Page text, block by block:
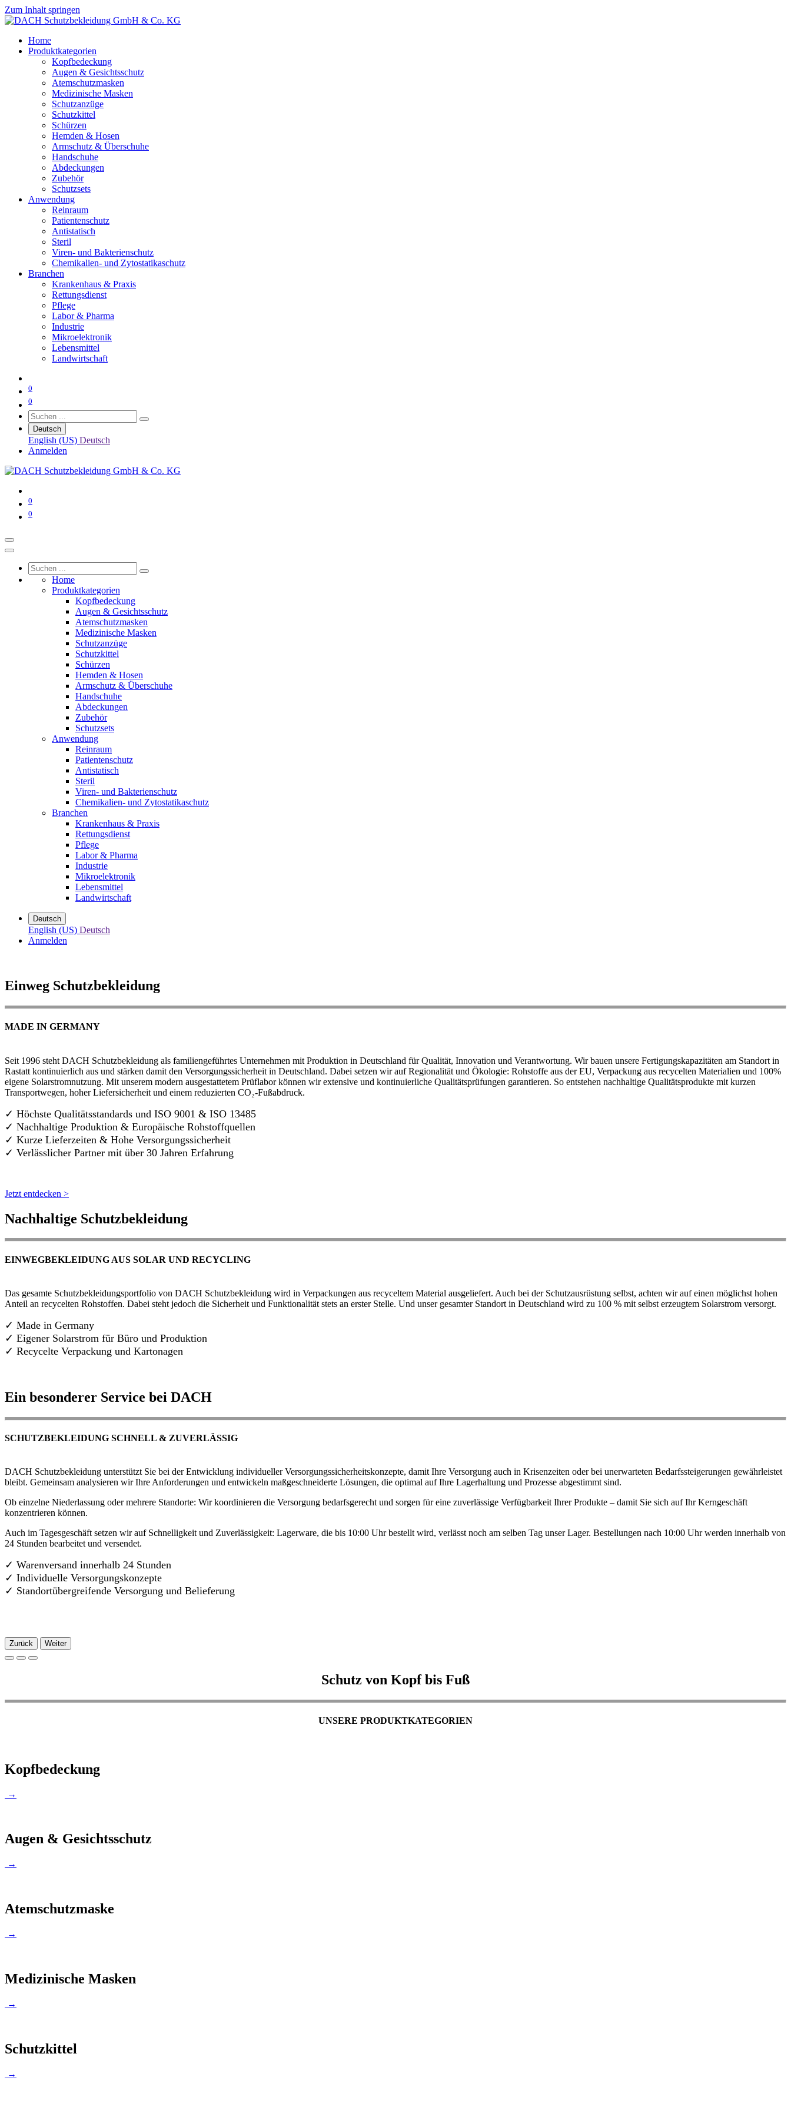
Zum Inhalt springen
Home
Produktkategorien
Kopfbedeckung
Augen & Gesichtsschutz
Atemschutzmasken
Medizinische Masken
Schutzanzüge
Schutzkittel
Schürzen
Hemden & Hosen
Armschutz & Überschuhe
Handschuhe
Abdeckungen
Zubehör
Schutzsets
Anwendung
Reinraum
Patientenschutz
Antistatisch
Steril
Viren- und Bakterienschutz
Chemikalien- und Zytostatikaschutz
Branchen
Krankenhaus & Praxis
Rettungsdienst
Pflege
Labor & Pharma
Industrie
Mikroelektronik
Lebensmittel
Landwirtschaft
0
0
Deutsch
English (US) Deutsch
Anmelden
0
0
Home
Produktkategorien
Kopfbedeckung
Augen & Gesichtsschutz
Atemschutzmasken
Medizinische Masken
Schutzanzüge
Schutzkittel
Schürzen
Hemden & Hosen
Armschutz & Überschuhe
Handschuhe
Abdeckungen
Zubehör
Schutzsets
Anwendung
Reinraum
Patientenschutz
Antistatisch
Steril
Viren- und Bakterienschutz
Chemikalien- und Zytostatikaschutz
Branchen
Krankenhaus & Praxis
Rettungsdienst
Pflege
Labor & Pharma
Industrie
Mikroelektronik
Lebensmittel
Landwirtschaft
Deutsch
English (US) Deutsch
Anmelden
Einweg Schutzbekleidung
MADE IN GERMANY
Seit 1996 steht DACH Schutzbekleidung als familiengeführtes Unternehmen mit Produktion in Deutschland für Qualität, Innovation und Verantwortung. Wir bauen unsere Fertigungskapazitäten am Standort in
Rastatt kontinuierlich aus und stärken damit den Versorgungssicherheit in Deutschland. Dabei setzen wir auf Regionalität und Ökologie: Rohstoffe aus der EU, Verpackung aus recycelten Materialien und 100%
eigene Solarstromnutzung. Mit unserem modern ausgestattetem Prüflabor können wir extensive und kontinuierliche Qualitätsprüfungen garantieren. So entstehen nachhaltige Qualitätsprodukte mit kurzen
Transportwegen, hoher Liefersicherheit und einem reduzierten CO₂-Fußabdruck.
✓ Höchste Qualitätsstandards und ISO 9001 & ISO 13485
✓ Nachhaltige Produktion & Europäische Rohstoffquellen
✓ Kurze Lieferzeiten & Hohe Versorgungssicherheit
✓ Verlässlicher Partner mit über 30 Jahren Erfahrung
Jetzt entdecken >
Nachhaltige Schutzbekleidung
EINWEGBEKLEIDUNG AUS SOLAR UND RECYCLING
Das gesamte Schutzbekleidungsportfolio von DACH Schutzbekleidung wird in Verpackungen aus recyceltem Material ausgeliefert. Auch bei der Schutzausrüstung selbst, achten wir auf einen möglichst hohen
Anteil an recycelten Rohstoffen. Dabei steht jedoch die Sicherheit und Funktionalität stets an erster Stelle. Und unser gesamter Standort in Deutschland wird zu 100 % mit selbst erzeugtem Solarstrom versorgt.
✓ Made in Germany
✓ Eigener Solarstrom für Büro und Produktion
✓ Recycelte Verpackung und Kartonagen
Ein besonderer Service bei DACH
SCHUTZBEKLEIDUNG SCHNELL & ZUVERLÄSSIG
DACH Schutzbekleidung unterstützt Sie bei der Entwicklung individueller Versorgungssicherheitskonzepte, damit Ihre Versorgung auch in Krisenzeiten oder bei unerwarteten Bedarfssteigerungen gewährleistet
bleibt. Gemeinsam analysieren wir Ihre Anforderungen und entwickeln maßgeschneiderte Lösungen, die optimal auf Ihre Lagerhaltung und Prozesse abgestimmt sind.
Ob einzelne Niederlassung oder mehrere Standorte: Wir koordinieren die Versorgung bedarfsgerecht und sorgen für eine zuverlässige Verfügbarkeit Ihrer Produkte – damit Sie sich auf Ihr Kerngeschäft
konzentrieren können.
Auch im Tagesgeschäft setzen wir auf Schnelligkeit und Zuverlässigkeit: Lagerware, die bis 10:00 Uhr bestellt wird, verlässt noch am selben Tag unser Lager. Bestellungen nach 10:00 Uhr werden innerhalb von
24 Stunden bearbeitet und versendet.
✓ Warenversand innerhalb 24 Stunden
✓ Individuelle Versorgungskonzepte
✓ Standortübergreifende Versorgung und Belieferung
Zurück Weiter
Schutz von Kopf bis Fuß
UNSERE PRODUKTKATEGORIEN
Kopfbedeckung
→
Augen & Gesichtsschutz
→
Atemschutzmaske
→
Medizinische Masken
→
Schutzkittel
→